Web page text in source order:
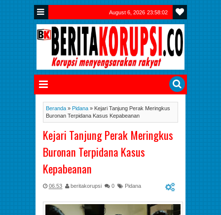
August 6, 2026 23:58:03
Beranda » Pidana » Kejari Tanjung Perak Meringkus
Buronan Terpidana Kasus Kepabeanan
Kejari Tanjung Perak Meringkus
Buronan Terpidana Kasus
Kepabeanan
06.53 beritakorupsi 0 Pidana